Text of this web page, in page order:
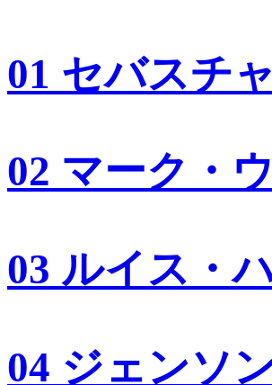
01 セバスチ
02 マーク・
03 ルイス・
04 ジェンソ